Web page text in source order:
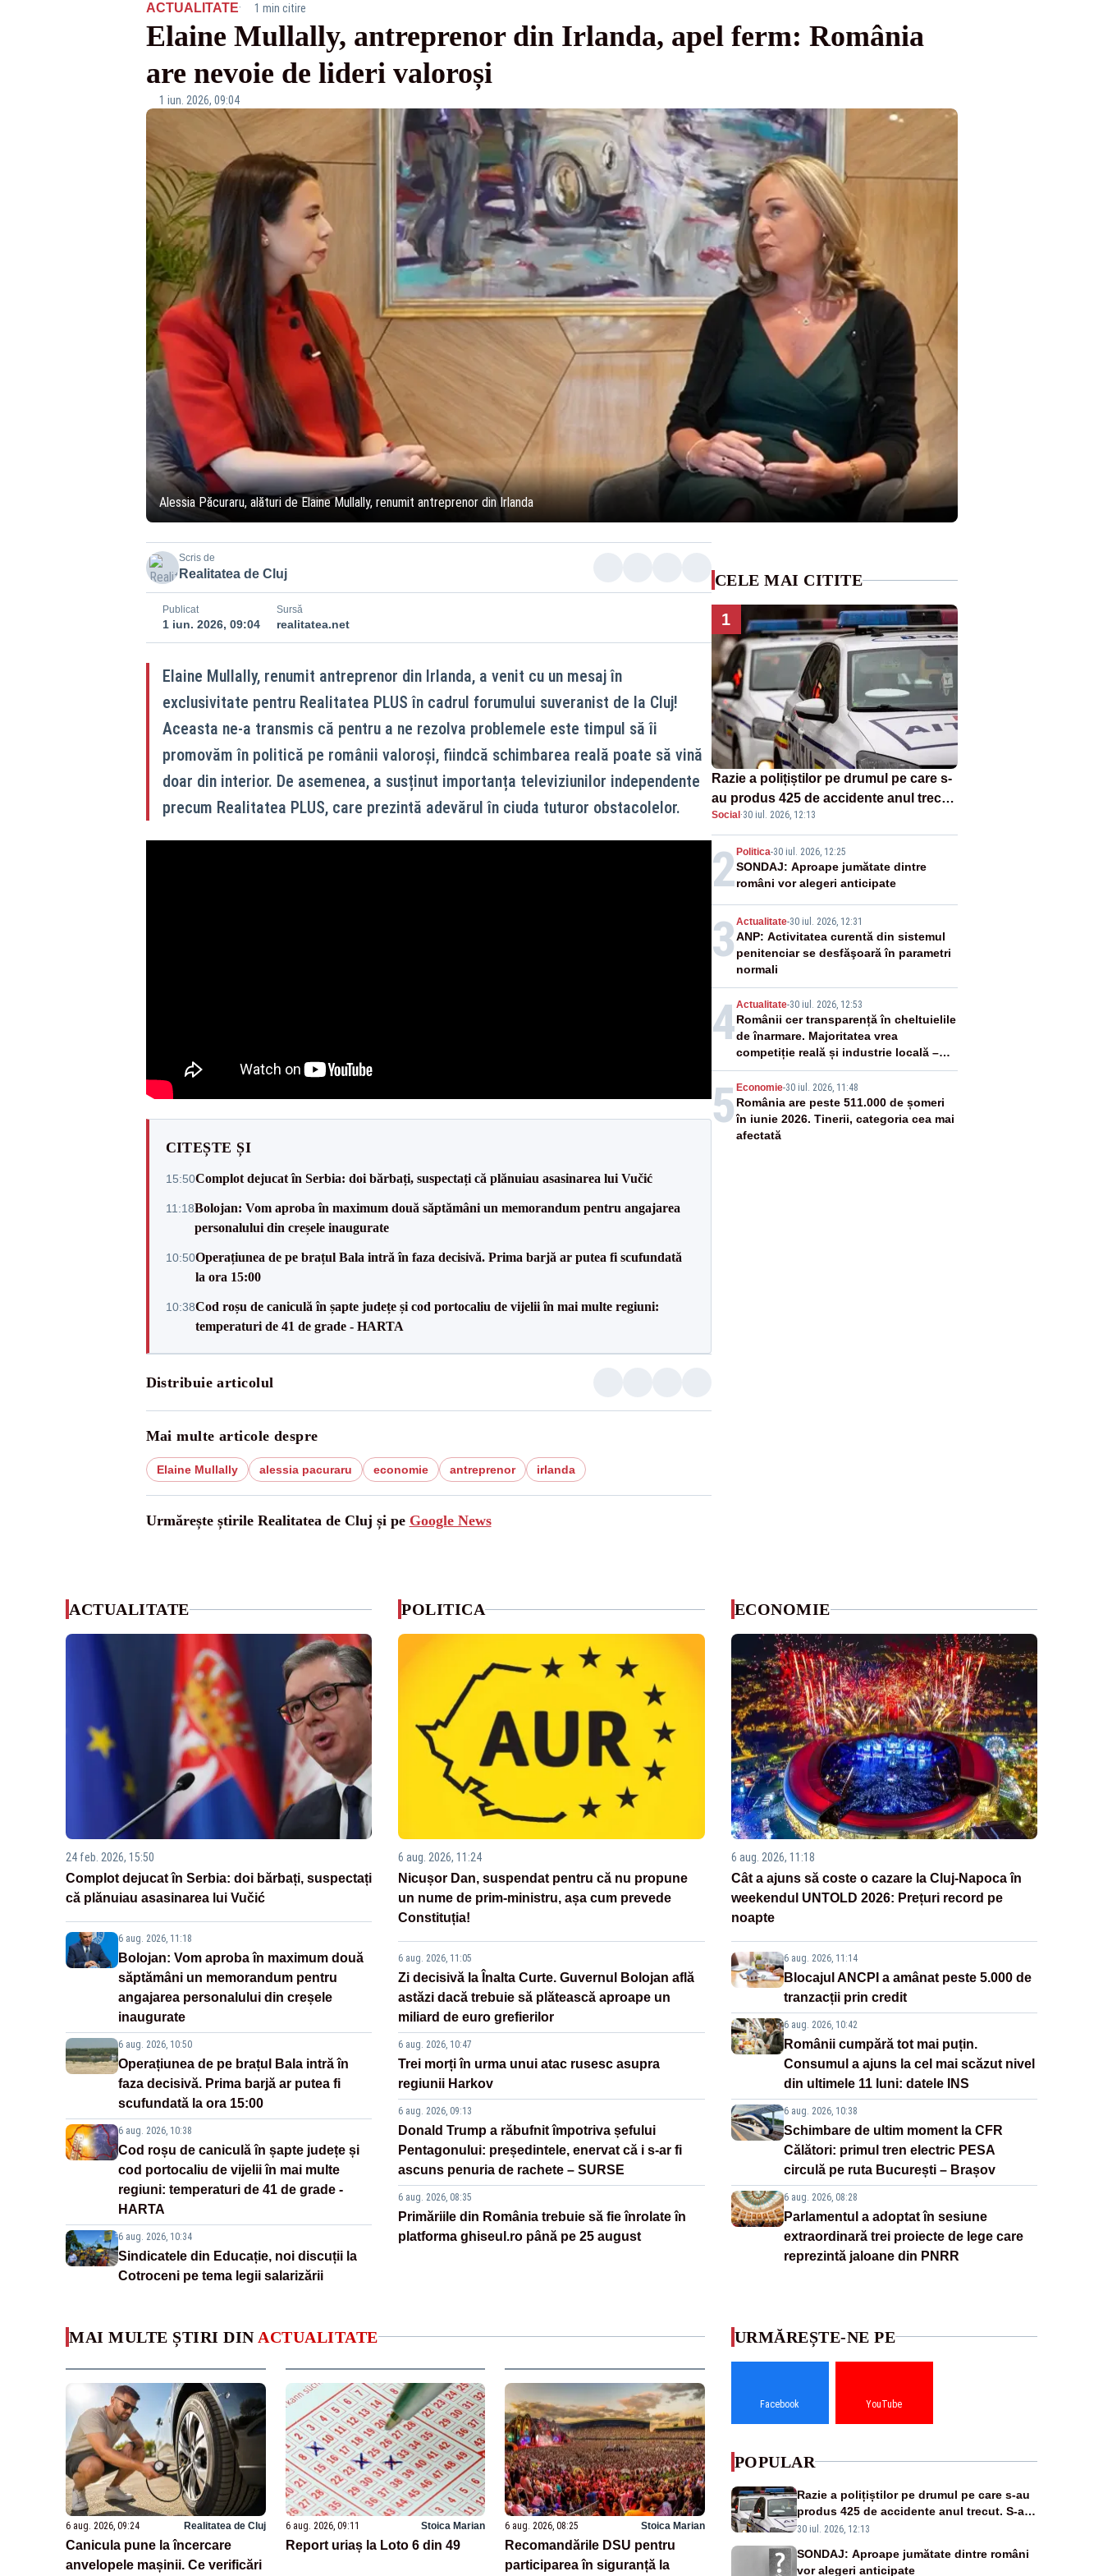
ACTUALITATE· 1 min citire
Elaine Mullally, antreprenor din Irlanda, apel ferm: România
are nevoie de lideri valoroși
1 iun. 2026, 09:04
Alessia Păcuraru, alături de Elaine Mullally, renumit antreprenor din Irlanda
Scris de
Realitatea de Cluj
Publicat
1 iun. 2026, 09:04
Sursă
realitatea.net
Elaine Mullally, renumit antreprenor din Irlanda, a venit cu un mesaj în
exclusivitate pentru Realitatea PLUS în cadrul forumului suveranist de la Cluj!
Aceasta ne-a transmis că pentru a ne rezolva problemele este timpul să îi
promovăm în politică pe românii valoroși, fiindcă schimbarea reală poate să vină
doar din interior. De asemenea, a susținut importanța televiziunilor independente
precum Realitatea PLUS, care prezintă adevărul în ciuda tuturor obstacolelor.
CITEȘTE ȘI
15:50Complot dejucat în Serbia: doi bărbați, suspectați că plănuiau asasinarea lui Vučić
11:18Bolojan: Vom aproba în maximum două săptămâni un memorandum pentru angajarea
personalului din creșele inaugurate
10:50Operațiunea de pe brațul Bala intră în faza decisivă. Prima barjă ar putea fi scufundată
la ora 15:00
10:38Cod roșu de caniculă în șapte județe și cod portocaliu de vijelii în mai multe regiuni:
temperaturi de 41 de grade - HARTA
Distribuie articolul
Mai multe articole despre
Elaine Mullally alessia pacuraru economie antreprenor irlanda
Urmărește știrile Realitatea de Cluj și pe Google News
CELE MAI CITITE
1
Razie a polițiștilor pe drumul pe care s-
au produs 425 de accidente anul trecut.
S-au dat aproape 200 de amenzi
Social ·30 iul. 2026, 12:13
2 Politica-30 iul. 2026, 12:25
SONDAJ: Aproape jumătate dintre
români vor alegeri anticipate
3 Actualitate-30 iul. 2026, 12:31
ANP: Activitatea curentă din sistemul
penitenciar se desfăşoară în parametri
normali
4Actualitate-30 iul. 2026, 12:53
Românii cer transparență în cheltuielile
de înarmare. Majoritatea vrea
competiție reală și industrie locală –
SONDAJ
5 Economie-30 iul. 2026, 11:48
România are peste 511.000 de șomeri
în iunie 2026. Tinerii, categoria cea mai
afectată
ACTUALITATE
24 feb. 2026, 15:50
Complot dejucat în Serbia: doi bărbați, suspectați
că plănuiau asasinarea lui Vučić
6 aug. 2026, 11:18
Bolojan: Vom aproba în maximum două
săptămâni un memorandum pentru
angajarea personalului din creșele
inaugurate
6 aug. 2026, 10:50
Operațiunea de pe brațul Bala intră în
faza decisivă. Prima barjă ar putea fi
scufundată la ora 15:00
6 aug. 2026, 10:38
Cod roșu de caniculă în șapte județe și
cod portocaliu de vijelii în mai multe
regiuni: temperaturi de 41 de grade -
HARTA
6 aug. 2026, 10:34
Sindicatele din Educație, noi discuții la
Cotroceni pe tema legii salarizării
POLITICA
6 aug. 2026, 11:24
Nicușor Dan, suspendat pentru că nu propune
un nume de prim-ministru, așa cum prevede
Constituția!
6 aug. 2026, 11:05
Zi decisivă la Înalta Curte. Guvernul Bolojan află
astăzi dacă trebuie să plătească aproape un
miliard de euro grefierilor
6 aug. 2026, 10:47
Trei morți în urma unui atac rusesc asupra
regiunii Harkov
6 aug. 2026, 09:13
Donald Trump a răbufnit împotriva șefului
Pentagonului: președintele, enervat că i s-ar fi
ascuns penuria de rachete – SURSE
6 aug. 2026, 08:35
Primăriile din România trebuie să fie înrolate în
platforma ghiseul.ro până pe 25 august
ECONOMIE
6 aug. 2026, 11:18
Cât a ajuns să coste o cazare la Cluj-Napoca în
weekendul UNTOLD 2026: Prețuri record pe
noapte
6 aug. 2026, 11:14
Blocajul ANCPI a amânat peste 5.000 de
tranzacții prin credit
6 aug. 2026, 10:42
Românii cumpără tot mai puțin.
Consumul a ajuns la cel mai scăzut nivel
din ultimele 11 luni: datele INS
6 aug. 2026, 10:38
Schimbare de ultim moment la CFR
Călători: primul tren electric PESA
circulă pe ruta București – Brașov
6 aug. 2026, 08:28
Parlamentul a adoptat în sesiune
extraordinară trei proiecte de lege care
reprezintă jaloane din PNRR
MAI MULTE ȘTIRI DIN ACTUALITATE
6 aug. 2026, 09:24 Realitatea de Cluj
Canicula pune la încercare
anvelopele mașinii. Ce verificări
6 aug. 2026, 09:11 Stoica Marian
Report uriaș la Loto 6 din 49
6 aug. 2026, 08:25 Stoica Marian
Recomandările DSU pentru
participarea în siguranță la
URMĂREȘTE-NE PE
Facebook YouTube
POPULAR
Razie a polițiștilor pe drumul pe care s-au
produs 425 de accidente anul trecut. S-au
dat aproape 200 de amenzi
30 iul. 2026, 12:13
SONDAJ: Aproape jumătate dintre români
vor alegeri anticipate